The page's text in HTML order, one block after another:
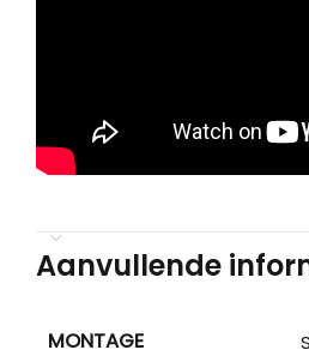
Aanvullende
MONTAGE